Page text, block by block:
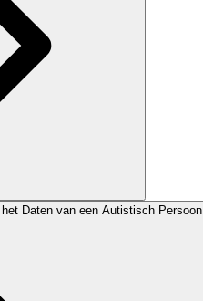
Daten van een Autistisch Persoon